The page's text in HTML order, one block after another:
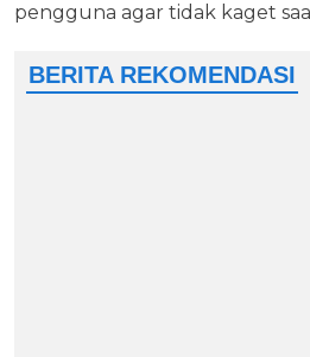
pengguna agar tidak kaget